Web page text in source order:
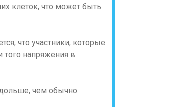
клеток, что может быть
что участники, которые
того напряжения в
чем обычно.